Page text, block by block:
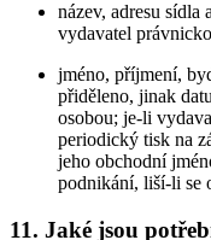
název, adresu
vydavatel
jméno, příjmení,
přiděleno, jinak
osobou; je-li
periodický tisk na
jeho obchodní
podnikání, liší-li se
11. Jaké jsou